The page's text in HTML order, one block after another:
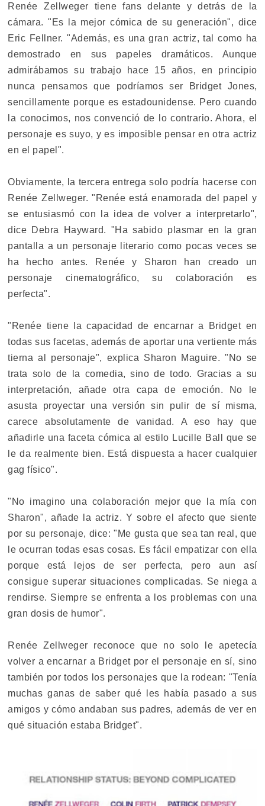
Renée Zellweger tiene fans delante y detrás de la
cámara. "Es la mejor cómica de su generación", dice
Eric Fellner. "Además, es una gran actriz, tal como ha
demostrado en sus papeles dramáticos. Aunque
admirábamos su trabajo hace 15 años, en principio
nunca pensamos que podríamos ser Bridget Jones,
sencillamente porque es estadounidense. Pero cuando
la conocimos, nos convenció de lo contrario. Ahora, el
personaje es suyo, y es imposible pensar en otra actriz
en el papel".
Obviamente, la tercera entrega solo podría hacerse con
Renée Zellweger. "Renée está enamorada del papel y
se entusiasmó con la idea de volver a interpretarlo",
dice Debra Hayward. "Ha sabido plasmar en la gran
pantalla a un personaje literario como pocas veces se
ha hecho antes. Renée y Sharon han creado un
personaje cinematográfico, su colaboración es
perfecta".
"Renée tiene la capacidad de encarnar a Bridget en
todas sus facetas, además de aportar una vertiente más
tierna al personaje", explica Sharon Maguire. "No se
trata solo de la comedia, sino de todo. Gracias a su
interpretación, añade otra capa de emoción. No le
asusta proyectar una versión sin pulir de sí misma,
carece absolutamente de vanidad. A eso hay que
añadirle una faceta cómica al estilo Lucille Ball que se
le da realmente bien. Está dispuesta a hacer cualquier
gag físico".
"No imagino una colaboración mejor que la mía con
Sharon", añade la actriz. Y sobre el afecto que siente
por su personaje, dice: "Me gusta que sea tan real, que
le ocurran todas esas cosas. Es fácil empatizar con ella
porque está lejos de ser perfecta, pero aun así
consigue superar situaciones complicadas. Se niega a
rendirse. Siempre se enfrenta a los problemas con una
gran dosis de humor".
Renée Zellweger reconoce que no solo le apetecía
volver a encarnar a Bridget por el personaje en sí, sino
también por todos los personajes que la rodean: "Tenía
muchas ganas de saber qué les había pasado a sus
amigos y cómo andaban sus padres, además de ver en
qué situación estaba Bridget".